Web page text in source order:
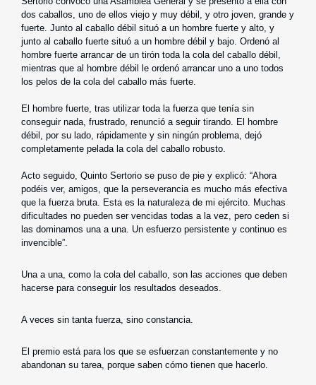
dos caballos, uno de ellos viejo y muy débil, y otro joven, grande y
fuerte. Junto al caballo débil situó a un hombre fuerte y alto, y
junto al caballo fuerte situó a un hombre débil y bajo. Ordenó al
hombre fuerte arrancar de un tirón toda la cola del caballo débil,
mientras que al hombre débil le ordenó arrancar uno a uno todos
los pelos de la cola del caballo más fuerte.
El hombre fuerte, tras utilizar toda la fuerza que tenía sin
conseguir nada, frustrado, renunció a seguir tirando. El hombre
débil, por su lado, rápidamente y sin ningún problema, dejó
completamente pelada la cola del caballo robusto.
Acto seguido, Quinto Sertorio se puso de pie y explicó: “Ahora
podéis ver, amigos, que la perseverancia es mucho más efectiva
que la fuerza bruta. Esta es la naturaleza de mi ejército. Muchas
dificultades no pueden ser vencidas todas a la vez, pero ceden si
las dominamos una a una. Un esfuerzo persistente y continuo es
invencible”.
Una a una, como la cola del caballo, son las acciones que deben
hacerse para conseguir los resultados deseados.
A veces sin tanta fuerza, sino constancia.
El premio está para los que se esfuerzan constantemente y no
abandonan su tarea, porque saben cómo tienen que hacerlo.